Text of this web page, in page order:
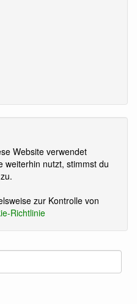
Website verwendet
weiterhin nutzt, stimmst du
zur Kontrolle von
Richtlinie